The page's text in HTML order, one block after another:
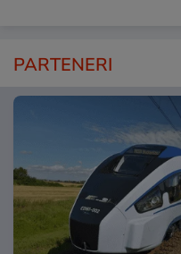
PARTENERI